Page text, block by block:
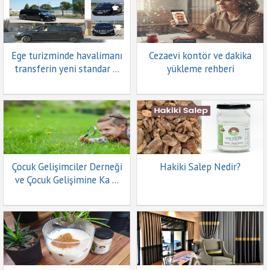
Ege turizminde havalimanı
transferin yeni standar ...
Cezaevi kontör ve dakika
yükleme rehberi
Çocuk Gelişimciler Derneği
ve Çocuk Gelişimine Ka ...
Hakiki Salep Nedir?